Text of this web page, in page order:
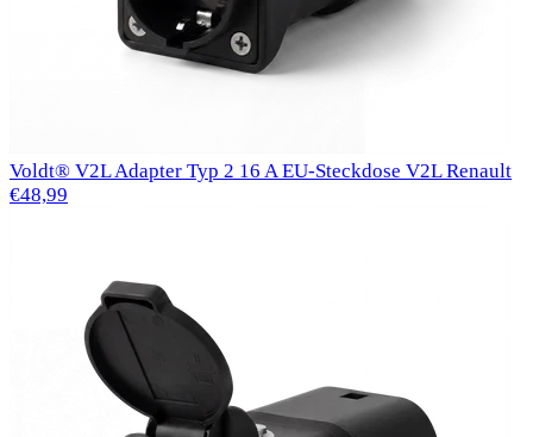
Voldt® V2L Adapter Typ 2 16 A EU-Steckdose V2L Renault
€48,99